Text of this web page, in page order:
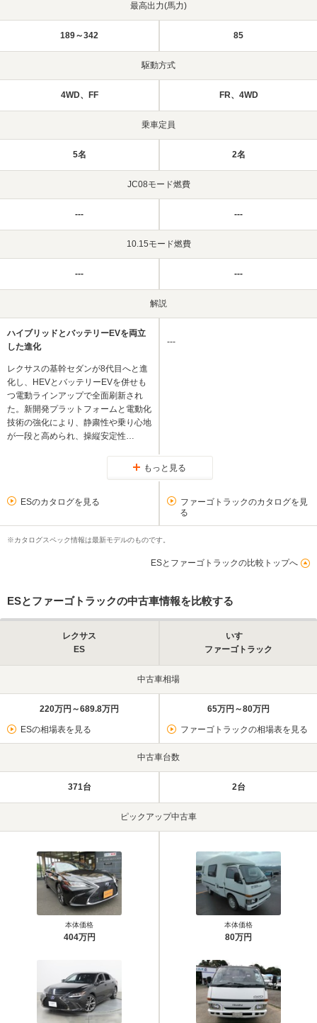
最高出力(馬力)
189～342 85
駆動方式
4WD、FF FR、4WD
乗車定員
5名 2名
JC08モード燃費
--- ---
10.15モード燃費
--- ---
解説
ハイブリッドとバッテリーEVを両立
した進化
レクサスの基幹セダンが8代目へと進
化し、HEVとバッテリーEVを併せも
つ電動ラインアップで全面刷新され
た。新開発プラットフォームと電動化
技術の強化により、静粛性や乗り心地
が一段と高められ、操縦安定性…
---
もっと見る
ESのカタログを見る
ファーゴトラックのカタログを見
る
※カタログスペック情報は最新モデルのものです。
ESとファーゴトラックの比較トップへ
ESとファーゴトラックの中古車情報を比較する
レクサス
ES
いすゞ
ファーゴトラック
中古車相場
220万円～689.8万円
ESの相場表を見る
65万円～80万円
ファーゴトラックの相場表を見る
中古車台数
371台 2台
ピックアップ中古車
本体価格
404万円
本体価格
80万円